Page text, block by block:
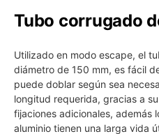
Tubo corrugado
Utilizado en modo escape, el
diámetro de 150 mm, es fácil
puede doblar según sea
longitud requerida, gracias a
fijaciones adicionales, además
aluminio tienen una larga vida